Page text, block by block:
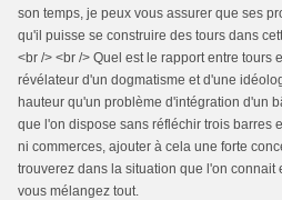
son temps, je peux vous assurer que ses
qu'il puisse se construire des tours dans
<br /> <br /> Quel est le rapport entre
révélateur d'un dogmatisme et d'une
hauteur qu'un problème d'intégration d'un
que l'on dispose sans réfléchir trois barres
ni commerces, ajouter à cela une forte
trouverez dans la situation que l'on connait
vous mélangez tout.